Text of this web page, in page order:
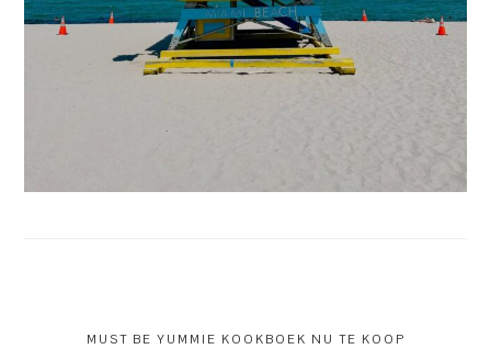
MUST BE YUMMIE KOOKBOEK NU TE KOOP